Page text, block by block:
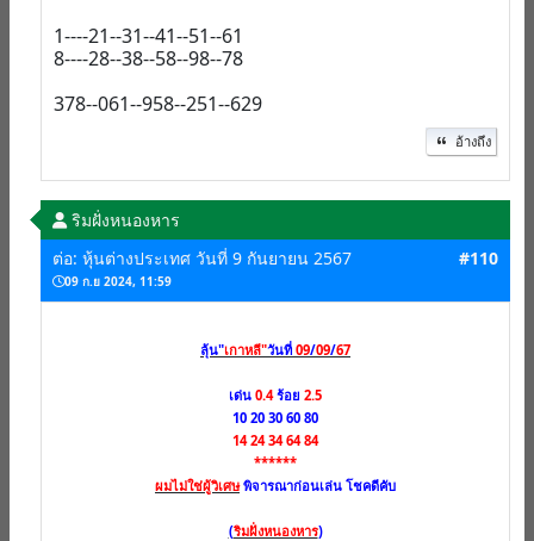
1----21--31--41--51--61
8----28--38--58--98--78
378--061--958--251--629
อ้างถึง
ริมฝั่งหนองหาร
ต่อ: หุ้นต่างประเทศ วันที่ 9 กันยายน 2567
09 ก.ย 2024, 11:59
#110
ลุ้น"เกาหลี"วันที่ 09/09/67
เด่น 0.4 ร้อย 2.5
10 20 30 60 80
14 24 34 64 84
******
ผมไม่ใช่ผู้วิเศษพิจารณาก่อนเล่น โชคดีคับ
(ริมฝั่งหนองหาร)